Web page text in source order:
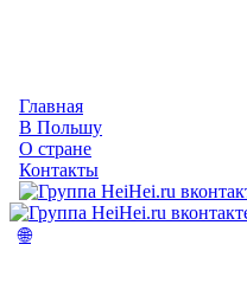
Главная
В Польшу
О стране
Контакты
🌐